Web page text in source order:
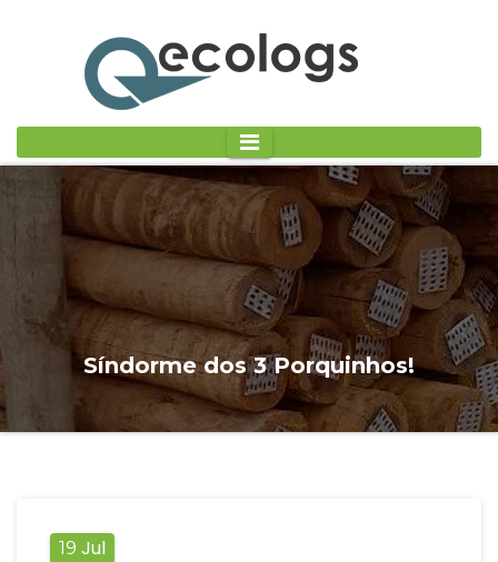
Síndorme dos 3 Porquinhos!
19 Jul